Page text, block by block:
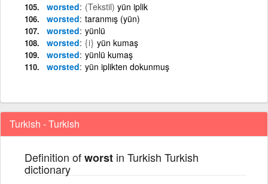
worsted (Tekstil) yün iplik
worsted taranmış (yün)
worsted yünlü
worsted {i} yün kumaş
worsted yünlü kumaş
worsted yün iplikten dokunmuş
Turkish - Turkish
Definition ofworst in Turkish Turkish
dictionary